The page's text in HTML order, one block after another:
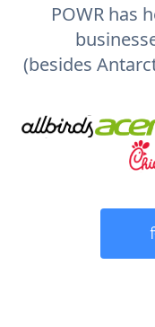
POWR has
(besides